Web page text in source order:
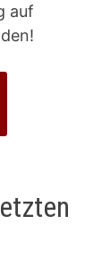
auf